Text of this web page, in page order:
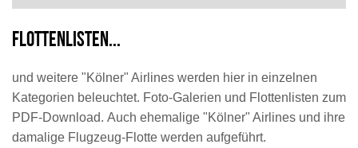
Flottenlisten...
und weitere "Kölner" Airlines werden hier in einzelnen
Kategorien beleuchtet. Foto-Galerien und Flottenlisten zum
PDF-Download. Auch ehemalige "Kölner" Airlines und ihre
damalige Flugzeug-Flotte werden aufgeführt.